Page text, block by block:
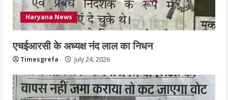
4
आयुक्त
July 24, 2026
5
हाई-रिस्क इमारतों के ओसी में बड़ा बदलाव,
निजीविशेषज्ञों की रिपोर्ट पर भी मिलेगा
प्रमाणपत्र
July 24, 2026
Haryana News
एचईआरसी के अध्यक्ष नंद लाल का निधन
Timesgrefa July 24, 2026